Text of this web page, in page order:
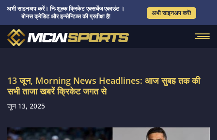
अभी साइनअप करें। निःशुल्क क्रिकेट एक्सचेंज एकाउंट ।
बोनस क्रेडिट और इन्सेन्टिव्स की प्रतीक्षा है!
अभी साइनअप करें!
13 जून, Morning News Headlines: आज सुबह तक की
सभी ताजा खबरें क्रिकेट जगत से
जून 13, 2025